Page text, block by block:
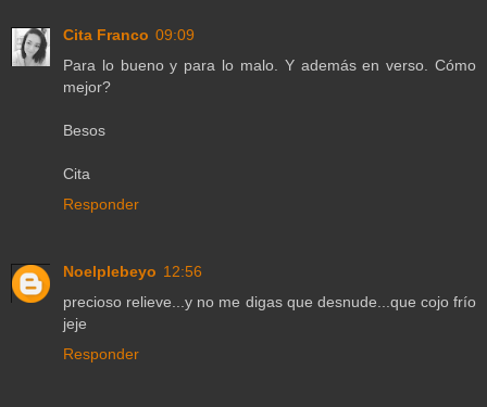
Cita Franco 09:09
Para lo bueno y para lo malo. Y además en verso. Cómo
mejor?
Besos
Cita
Responder
Noelplebeyo 12:56
precioso relieve...y no me digas que desnude...que cojo frío
jeje
Responder